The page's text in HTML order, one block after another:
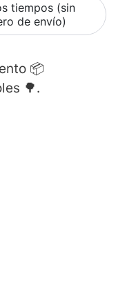
tiempos (sin
de envío)
📦
🌳.